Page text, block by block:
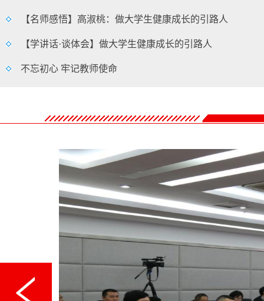
【名师感悟】高淑桃：做大学生健康成长的引路人
【学讲话·谈体会】做大学生健康成长的引路人
不忘初心 牢记教师使命